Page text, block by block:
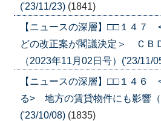
('23/11/23) (1841)
【ニュースの深層】□□１４
どの改正案が閣議決定＞ ＣＢ
（2023年11月02日号）('23/11/
【ニュースの深層】□□１４６
る> 地方の賃貸物件にも影響（
('23/10/08) (1835)